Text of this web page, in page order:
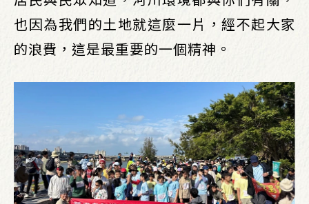
也因為我們的土地就這麼一片，經不起大家
的浪費，這是最重要的一個精神。